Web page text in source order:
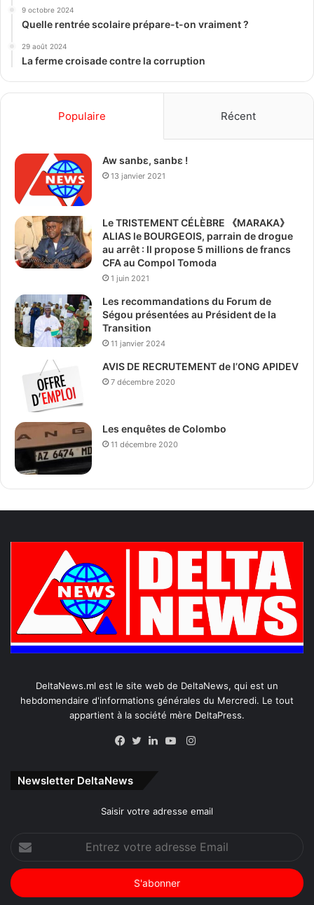
9 octobre 2024
Quelle rentrée scolaire prépare-t-on vraiment ?
29 août 2024
La ferme croisade contre la corruption
Populaire Récent
Aw sanbɛ, sanbɛ !
13 janvier 2021
Le TRISTEMENT CÉLÈBRE 《MARAKA》
ALIAS le BOURGEOIS, parrain de drogue
au arrêt : Il propose 5 millions de francs
CFA au Compol Tomoda
1 juin 2021
Les recommandations du Forum de
Ségou présentées au Président de la
Transition
11 janvier 2024
AVIS DE RECRUTEMENT de l’ONG APIDEV
7 décembre 2020
Les enquêtes de Colombo
11 décembre 2020
DeltaNews.ml est le site web de DeltaNews, qui est un
hebdomendaire d'informations générales du Mercredi. Le tout
appartient à la société mère DeltaPress.
Instagram
Newsletter DeltaNews
Saisir votre adresse email
votre
adresse
Email